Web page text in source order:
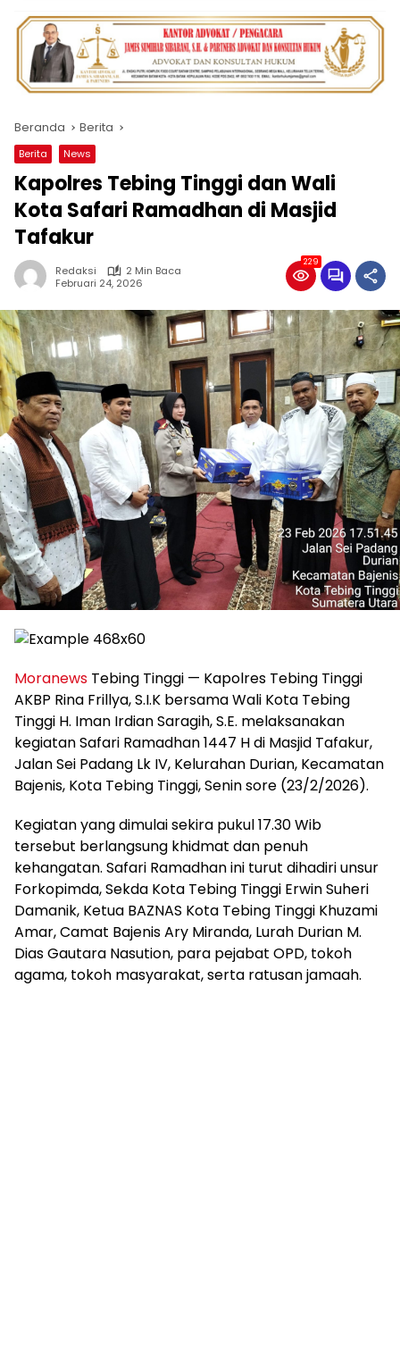
Beranda Berita
Berita News
Kapolres Tebing Tinggi dan Wali
Kota Safari Ramadhan di Masjid
Tafakur
Redaksi
2 Min Baca
Februari 24, 2026
229
Moranews Tebing Tinggi — Kapolres Tebing Tinggi
AKBP Rina Frillya, S.I.K bersama Wali Kota Tebing
Tinggi H. Iman Irdian Saragih, S.E. melaksanakan
kegiatan Safari Ramadhan 1447 H di Masjid Tafakur,
Jalan Sei Padang Lk IV, Kelurahan Durian, Kecamatan
Bajenis, Kota Tebing Tinggi, Senin sore (23/2/2026).
Kegiatan yang dimulai sekira pukul 17.30 Wib
tersebut berlangsung khidmat dan penuh
kehangatan. Safari Ramadhan ini turut dihadiri unsur
Forkopimda, Sekda Kota Tebing Tinggi Erwin Suheri
Damanik, Ketua BAZNAS Kota Tebing Tinggi Khuzami
Amar, Camat Bajenis Ary Miranda, Lurah Durian M.
Dias Gautara Nasution, para pejabat OPD, tokoh
agama, tokoh masyarakat, serta ratusan jamaah.